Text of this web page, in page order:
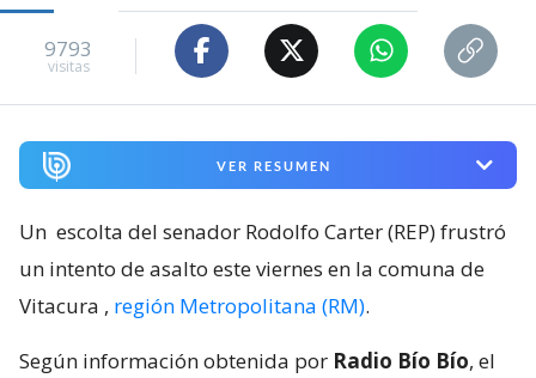
9793
visitas
VER RESUMEN
Un escolta del senador Rodolfo Carter (REP) frustró
un intento de asalto este viernes en la comuna de
Vitacura , región Metropolitana (RM).
Según información obtenida por Radio Bío Bío, el